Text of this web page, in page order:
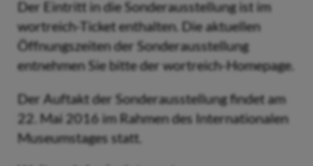
Der Eintritt in die Sonderausstellung ist im
wortreich-Ticket enthalten. Die aktuellen
Öffnungszeiten der Sonderausstellung
entnehmen Sie bitte der wortreich-Homepage.
Der Auftakt der Sonderausstellung findet am
22. Mai 2016 im Rahmen des Internationalen
Museumstages statt.